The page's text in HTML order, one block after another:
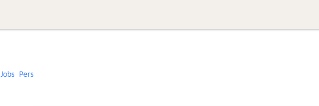
Jobs Pers